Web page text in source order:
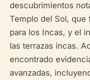
descubrimientos
Templo del Sol,
para los Incas, y el
las terrazas incas.
encontrado
avanzadas,